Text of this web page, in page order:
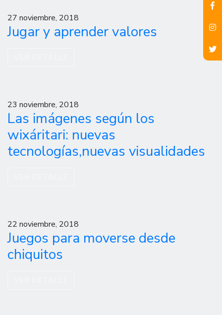
27 noviembre, 2018
Jugar y aprender valores
23 noviembre, 2018
Las imágenes según los
wixáritari: nuevas
tecnologías,nuevas visualidades
22 noviembre, 2018
Juegos para moverse desde
chiquitos